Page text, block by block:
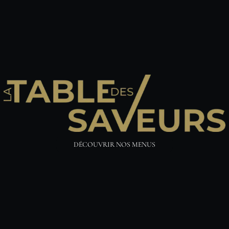
DÉCOUVRIR NOS MENUS
VOTRE TABLE ON
RÉSERVER